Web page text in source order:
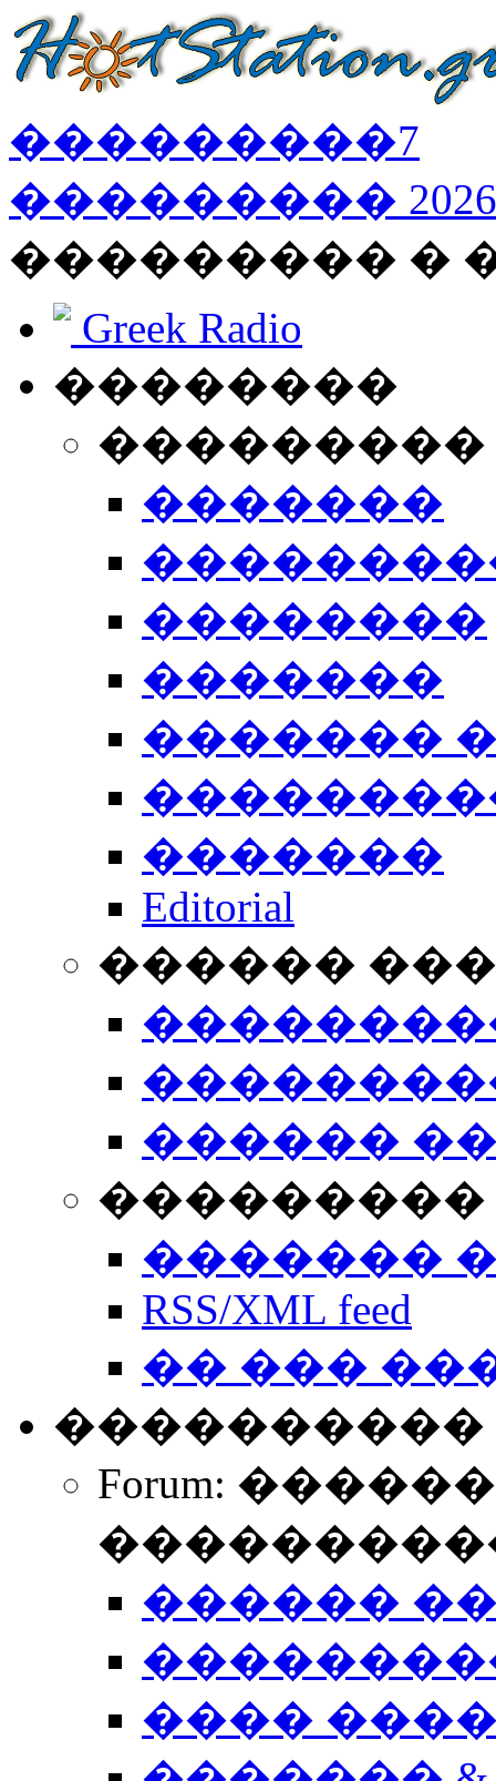
���������7
��������� 2026
��������� �
Greek Radio
��������
�������
��������
�������
�������
�������
Editorial
������
������
���������
�������
RSS/XML feed
�� ���
����������
Forum:
������
����